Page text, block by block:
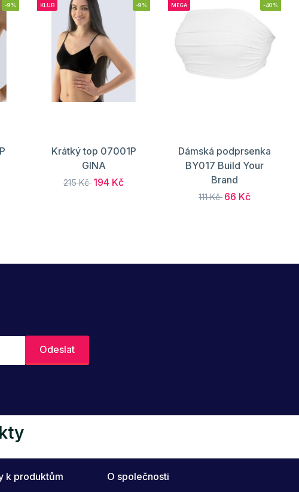
-9% KLUB -9%
Krátký top 07001P
GINA
215 Kč 194 Kč
MEGA -40%
Dámská podprsenka
BY017 Build Your
Brand
111 Kč 66 Kč
k produktům O společnosti